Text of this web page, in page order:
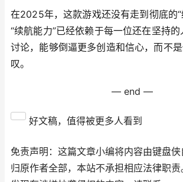
在2025年，这款游戏还没有走到彻底的“
“续航能力”已经依赖于每一位还在坚持
讨论，能够倒逼更多创造和信心，而不
叹。
— end —
好文稿，值得被更多人看到
免责声明：这篇文章小编将内容由键盘
归原作者全部，本站不承担相应法律职